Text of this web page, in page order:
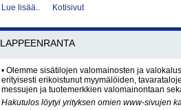
Lue lisää..
Kotisivut
LAPPEENRANTA
• Olemme sisätilojen valomainosten ja
erityisesti erikoistunut myymälöiden,
messujen ja tuotemerkkien valomainontaan
Hakutulos löytyi yrityksen omien www-sivujen